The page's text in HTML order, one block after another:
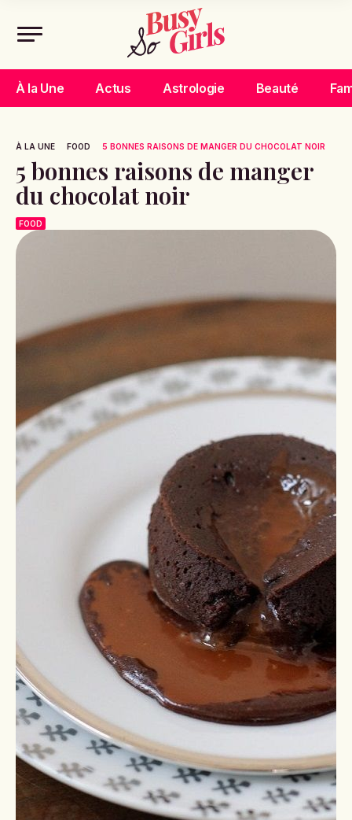
À la Une Actus Astrologie Beauté
À LA UNE FOOD 5 BONNES RAISONS DE MANGER DU CHOCOLAT NOIR
5 bonnes raisons de manger
du chocolat noir
FOOD